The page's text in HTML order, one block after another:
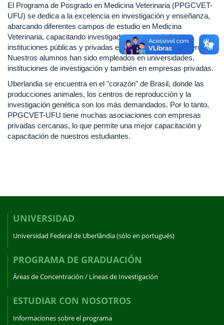
El Programa de Posgrado en Medicina Veterinaria (PPGCVET-
UFU) se dedica a la excelencia en investigación y enseñanza,
abarcando diferentes campos de estudio en Medicina
Veterinaria, capacitando investigadores para trabajar en
instituciones públicas y privadas en Brasil y en el extranjero.
Nuestros alumnos han sido empleados en universidades,
instituciones de investigación y también en empresas privadas.
Uberlandia se encuentra en el "corazón" de Brasil, donde las
producciones animales, los centros de reproducción y la
investigación genética son los más demandados. Por lo tanto,
PPGCVET-UFU tiene muchas asociaciones con empresas
privadas cercanas, lo que permite una mejor capacitación y
capacitación de nuestros estudiantes.
UNIVERSIDAD
Universidad Federal de Uberlândia (sólo en portugués)
PROGRAMA DE GRADUACIÓN
Áreas de Concentración / Líneas de Investigación
ESTUDIAR CON NOSOTROS
Informaciones sobre el programa